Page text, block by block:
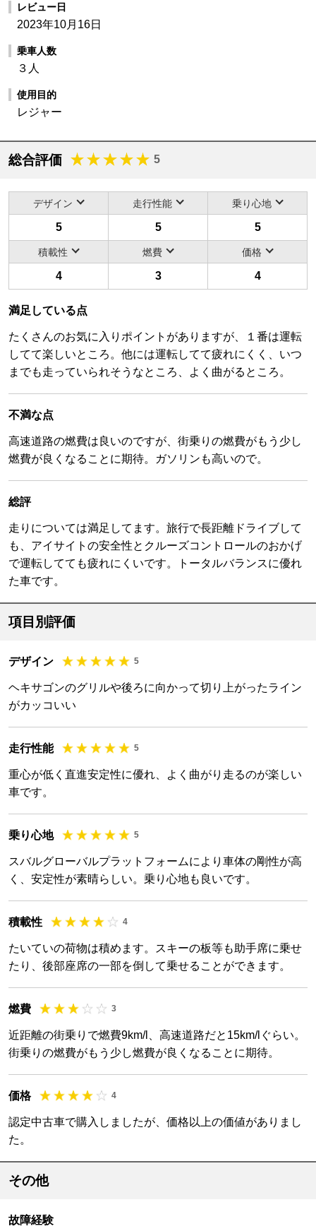
レビュー日
2023年10月16日
乗車人数
３人
使用目的
レジャー
総合評価 5
デザイン 走行性能 乗り心地
5 5 5
積載性 燃費 価格
4 3 4
満足している点
たくさんのお気に入りポイントがありますが、１番は運転
してて楽しいところ。他には運転してて疲れにくく、いつ
までも走っていられそうなところ、よく曲がるところ。
不満な点
高速道路の燃費は良いのですが、街乗りの燃費がもう少し
燃費が良くなることに期待。ガソリンも高いので。
総評
走りについては満足してます。旅行で長距離ドライブして
も、アイサイトの安全性とクルーズコントロールのおかげ
で運転してても疲れにくいです。トータルバランスに優れ
た車です。
項目別評価
デザイン 5
ヘキサゴンのグリルや後ろに向かって切り上がったライン
がカッコいい
走行性能 5
重心が低く直進安定性に優れ、よく曲がり走るのが楽しい
車です。
乗り心地 5
スバルグローバルプラットフォームにより車体の剛性が高
く、安定性が素晴らしい。乗り心地も良いです。
積載性 4
たいていの荷物は積めます。スキーの板等も助手席に乗せ
たり、後部座席の一部を倒して乗せることができます。
燃費 3
近距離の街乗りで燃費9km/l、高速道路だと15km/lぐらい。
街乗りの燃費がもう少し燃費が良くなることに期待。
価格 4
認定中古車で購入しましたが、価格以上の価値がありまし
た。
その他
故障経験